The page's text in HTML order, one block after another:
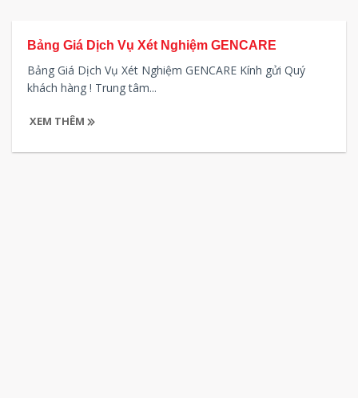
Bảng Giá Dịch Vụ Xét Nghiệm GENCARE
Bảng Giá Dịch Vụ Xét Nghiệm GENCARE Kính gửi Quý
khách hàng ! Trung tâm...
XEM THÊM